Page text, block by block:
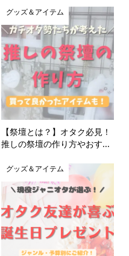
グッズ＆アイテム
【祭壇とは？】オタク必見！
推しの祭壇の作り方やおす...
グッズ＆アイテム